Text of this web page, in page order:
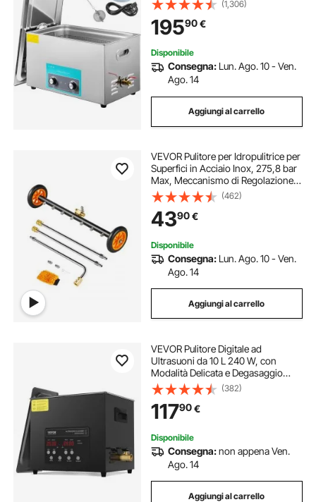
Disinfettanti per Carburatori Parti in
Ottone Gioielli Dentali
(1,306)
19590€
Disponibile
Consegna: Lun. Ago. 10 - Ven.
Ago. 14
Aggiungi al carrello
VEVOR Pulitore per Idropulitrice per
Superfici in Acciaio Inox, 275,8 bar
Max, Meccanismo di Regolazione
dell'Angolazione, 7 Ugelli di
Spruzzo, 2 Lance Estese per
Vialetto, Patio 590 mm
(462)
4390€
Disponibile
Consegna: Lun. Ago. 10 - Ven.
Ago. 14
Aggiungi al carrello
VEVOR Pulitore Digitale ad
Ultrasuoni da 10 L 240 W, con
Modalità Delicata e Degasaggio
Migliorato, Pulitore ad Ultrasuoni
Industriale 40 kHz con Riscaldatore
Timer per Contenitori, Gioielli
(382)
11790€
Disponibile
Consegna:non appena Ven.
Ago. 14
Aggiungi al carrello